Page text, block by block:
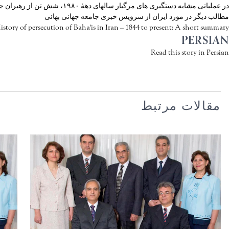
در عملياتى مشابه دستگيرى هاى مرگبار سالهاى دهۀ ١٩٨٠، شش تن از رهبران جامعۀ بهائى در ايران بازداشت شدند
مطالب دیگر در مورد ایران از سرویس خبری جامعه جهانی بهائی
of persecution of Baha'is in Iran – 1844 to present: A short summary
PERSIAN
Read this story in Persian
مقالات مرتبط